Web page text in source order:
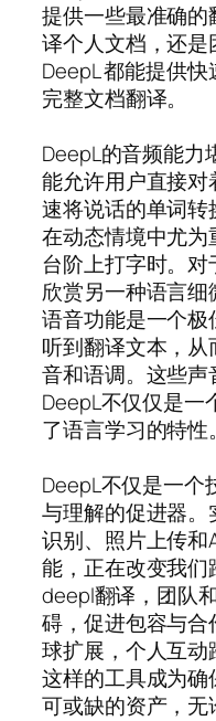
提供一些最准确
译个人文档，还是
DeepL 都能提供
完整文档翻译。
DeepL的音频能力
能允许用户直接对
速将说话的单词
在动态情境中尤
台阶上打字时。
欣赏另一种语言
语音功能是一个
听到翻译文本，
音和语调。这些
DeepL不仅仅是一
了语言学习的特性。
DeepL不仅是一个
与理解的促进器
识别、照片上传和
能，正在改变我
deepl翻译，团队
碍，促进包容与
球扩展，个人互
这样的工具成为
可或缺的资产，无